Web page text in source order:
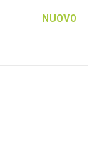
NUOVO